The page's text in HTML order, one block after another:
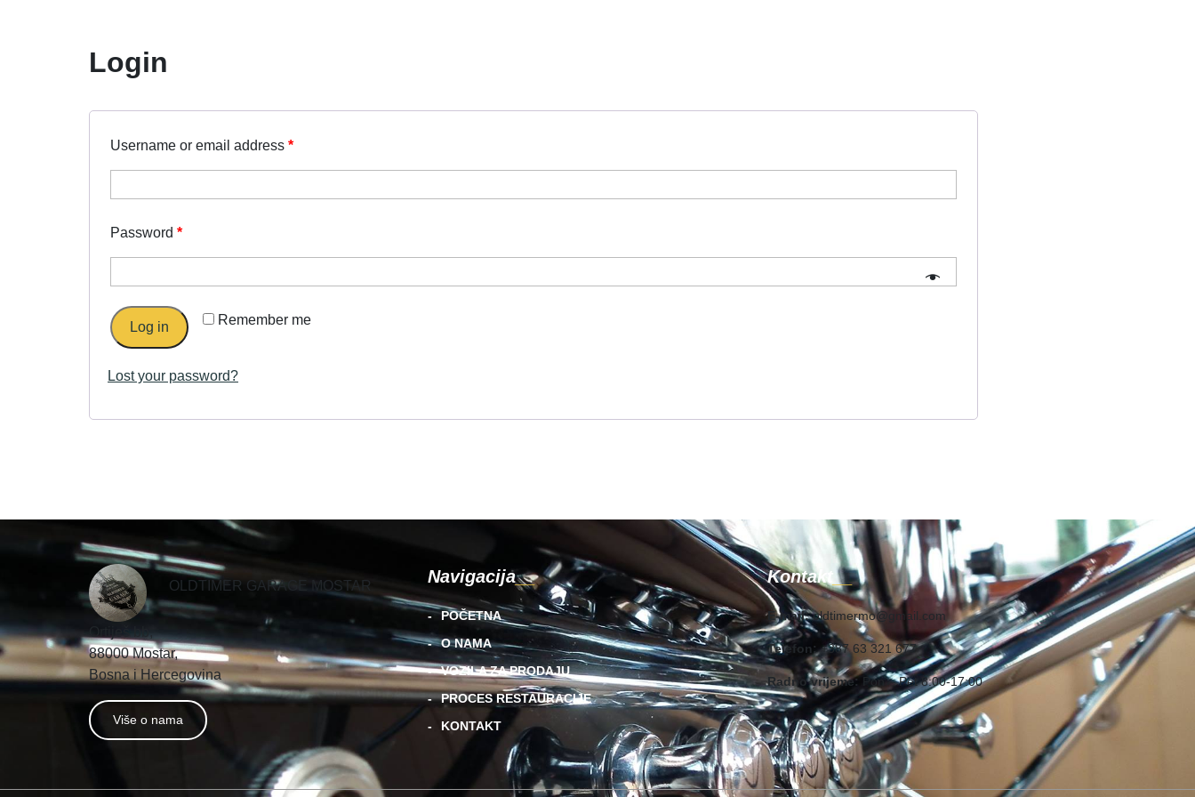
Login
Username or email address *
Password *
Remember me
Log in
Lost your password?
OLDTIMER GARAGE MOSTAR
Ortiješ bb,
88000 Mostar,
Bosna i Hercegovina
Više o nama
Navigacija
POČETNA
O NAMA
VOZILA ZA PRODAJU
PROCES RESTAURACIJE
KONTAKT
Kontakt
E-mail:oldtimermo@gmail.com
Telefon:+387 63 321 677
Radno vrijeme: Pon – Pet 8:00-17:00